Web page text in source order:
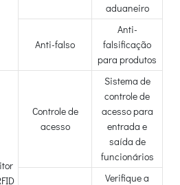
aduaneiro
Anti-falso
Anti-
falsificação
para produtos
Controle de
acesso
Sistema de
controle de
acesso para
entrada e
saída de
funcionários
Verifique a